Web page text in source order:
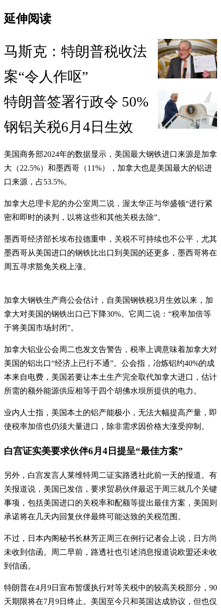
延伸阅读
马斯克：特朗普税收法
案“令人作呕”
特朗普签署行政令 50%
钢铝关税6月4日生效
美国商务部2024年的数据显示，美国最大钢铁进口来源是加拿
大（22.5%）和墨西哥（11%），加拿大也是美国最大的铝进
口来源，占53.5%。
加拿大总理卡尼的办公室周二说，渥太华正与华盛顿“进行紧
密和即时的谈判，以将这些和其他关税去除”。
墨西哥经济部长埃布拉德重申，关税不可持续也不公平，尤其
墨西哥从美国进口的钢铁比出口到美国的还更多，墨西哥将在
周五寻求豁免关税上涨。
加拿大钢铁生产商公会估计，自美国钢铁税3月生效以来，加
拿大对美国的钢铁出口已下降30%。它周二说：“税率加倍等
于将美国市场封闭”。
加拿大铝业公会周二也发文告警告，税率上调意味着加拿大对
美国的铝出口“经济上已行不通”。公会指，冶炼铝约40%的成
本来自电费，美国若要让本土生产完全取代加拿大进口，估计
所需的额外能源供应相等于四个胡佛水坝所提供的电力。
业内人士指，美国本土的铝产能极小，无法大幅提高产量，即
使税率加倍也仍须大量进口，除非需求因价格大涨受抑制。
白宫证实美要求伙伴6月4日提呈“最佳方案”
另外，白宫发言人莱维特周二证实路透社此前一天的报道。有
关报道说，美国已发信，要求贸易伙伴最迟于周三就几个关键
事项，包括美国进口的关税率和配额等提出最佳方案，美国则
承诺将在几天内回复伙伴最终可能达致的关税范围。
不过，日本内阁秘书长林芳正周三在例行记者会上说，日方尚
未收到信函。周二早前，路透社也引述消息报道说欧盟还未收
到信函。
特朗普在4月9日宣布暂缓执行对等关税中的较高关税部分，90
天期限将在7月9日终止。美国至今只和英国达成协议，但也仅